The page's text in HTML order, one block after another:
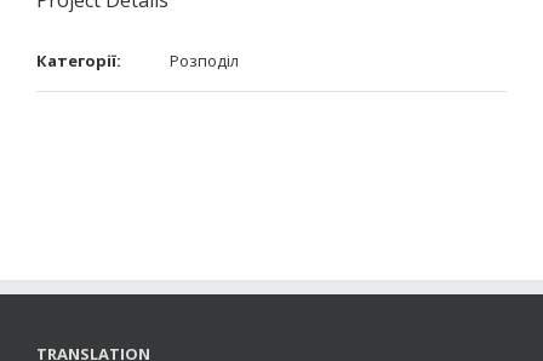
Категорії: Розподіл
TRANSLATION